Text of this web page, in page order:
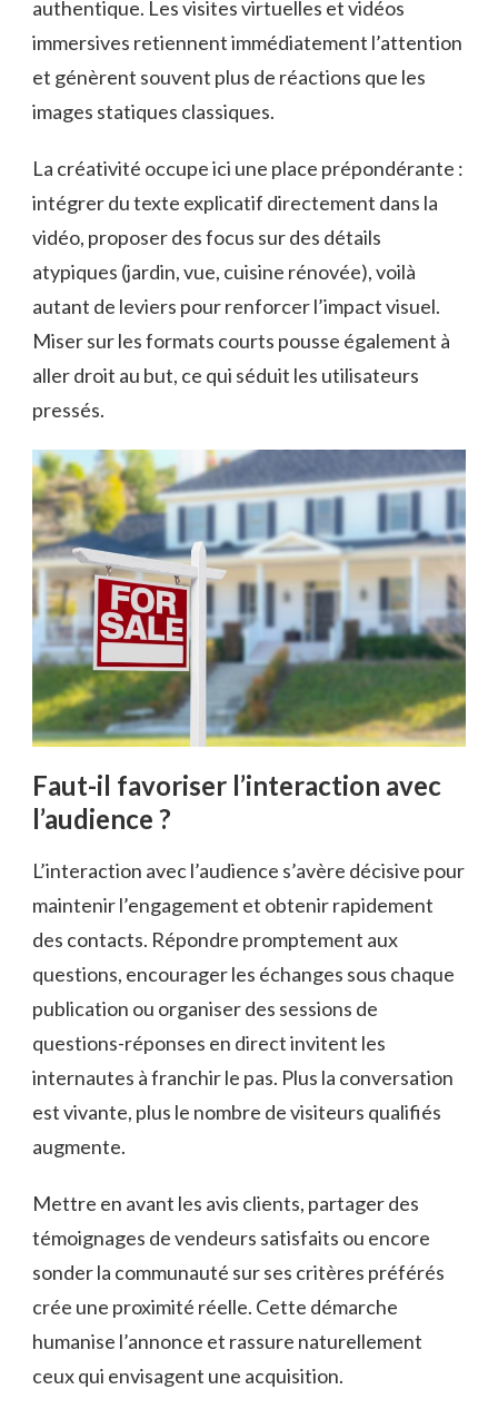
authentique. Les visites virtuelles et vidéos
immersives retiennent immédiatement l’attention
et génèrent souvent plus de réactions que les
images statiques classiques.
La créativité occupe ici une place prépondérante :
intégrer du texte explicatif directement dans la
vidéo, proposer des focus sur des détails
atypiques (jardin, vue, cuisine rénovée), voilà
autant de leviers pour renforcer l’impact visuel.
Miser sur les formats courts pousse également à
aller droit au but, ce qui séduit les utilisateurs
pressés.
Faut-il favoriser l’interaction avec
l’audience ?
L’interaction avec l’audience s’avère décisive pour
maintenir l’engagement et obtenir rapidement
des contacts. Répondre promptement aux
questions, encourager les échanges sous chaque
publication ou organiser des sessions de
questions-réponses en direct invitent les
internautes à franchir le pas. Plus la conversation
est vivante, plus le nombre de visiteurs qualifiés
augmente.
Mettre en avant les avis clients, partager des
témoignages de vendeurs satisfaits ou encore
sonder la communauté sur ses critères préférés
crée une proximité réelle. Cette démarche
humanise l’annonce et rassure naturellement
ceux qui envisagent une acquisition.